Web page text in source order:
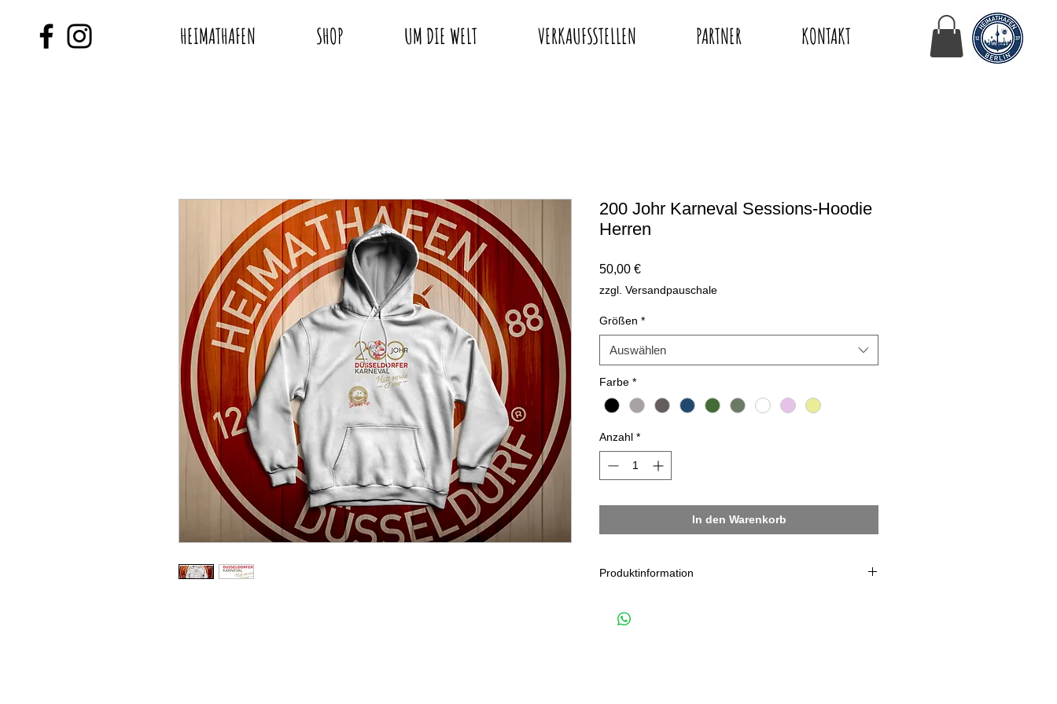
HEIMATHAFEN SHOP UM DIE WELT VERKAUFSSTELLEN PARTNER KONTAKT
200 Johr Karneval Sessions-Hoodie
Herren
50,00 €Preis
zzgl. Versandpauschale
Größen *
Auswählen
Farbe *
Anzahl *
In den Warenkorb
Produktinformation
präsentieren wir in Kooperation mit dem Comitee